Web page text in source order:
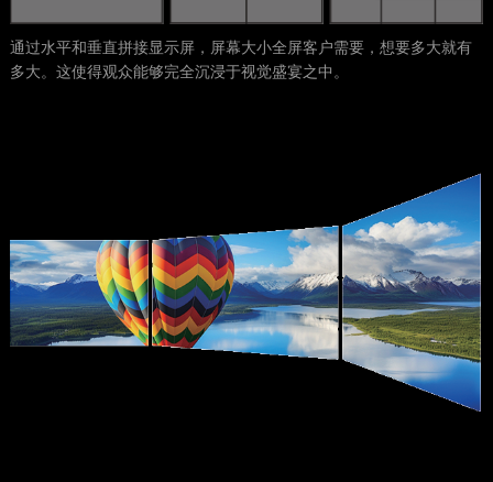
通过水平和垂直拼接显示屏，屏幕大小全屏客户需要，想要多大就有
多大。这使得观众能够完全沉浸于视觉盛宴之中。